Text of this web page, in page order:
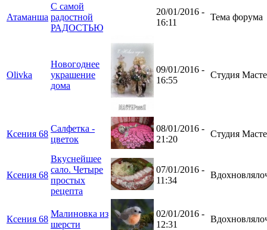
Атаманша
С самой
радостной
РАДОСТЬЮ
20/01/2016 -
16:11
Тема форума
Olivka
Новогоднее
украшение
дома
09/01/2016 -
16:55
Студия
Ксения 68
Салфетка -
цветок
08/01/2016 -
21:20
Студия
Ксения 68
Вкуснейшее
сало. Четыре
простых
рецепта
07/01/2016 -
11:34
Ксения 68
Малиновка из
шерсти
02/01/2016 -
12:31